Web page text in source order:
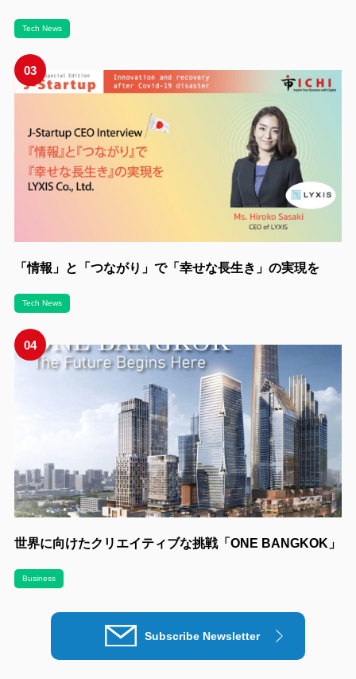
Tech News
03
「情報」と「つながり」で「幸せな長生き」の実現を
Tech News
04
世界に向けたクリエイティブな挑戦「ONE BANGKOK」
Business
Subscribe Newsletter